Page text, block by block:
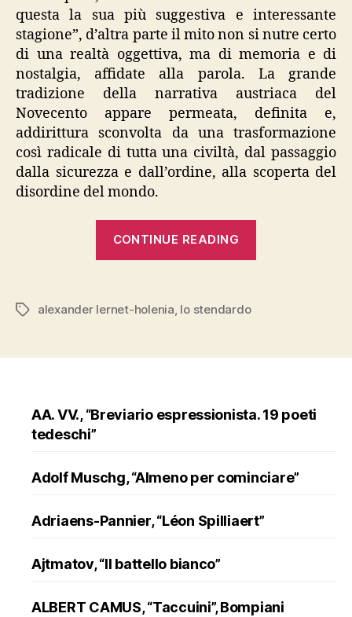
questa la sua più suggestiva e interessante
stagione”, d’altra parte il mito non si nutre certo
di una realtà oggettiva, ma di memoria e di
nostalgia, affidate alla parola. La grande
tradizione della narrativa austriaca del
Novecento appare permeata, definita e,
addirittura sconvolta da una trasformazione
così radicale di tutta una civiltà, dal passaggio
dalla sicurezza e dall’ordine, alla scoperta del
disordine del mondo.
CONTINUE READING
Tagsalexander lernet-holenia, lo stendardo
AA. VV., “Breviario espressionista. 19 poeti
tedeschi”
Adolf Muschg, “Almeno per cominciare”
Adriaens-Pannier, “Léon Spilliaert”
Ajtmatov, “Il battello bianco”
ALBERT CAMUS, “Taccuini”, Bompiani